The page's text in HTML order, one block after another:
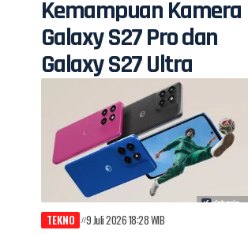
Kemampuan Kamera
Galaxy S27 Pro dan
Galaxy S27 Ultra
TEKNO 9 Juli 2026 18:28 WIB